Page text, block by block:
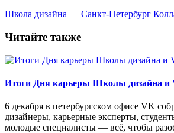
Школа дизайна — Санкт-Петербург
Читайте также
Итоги Дня карьеры Школы дизайна и
6 декабря в петербургском офисе VK
дизайнеры, карьерные эксперты,
молодые специалисты — всё, чтобы